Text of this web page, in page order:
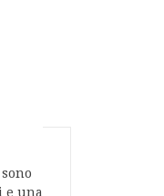
e una